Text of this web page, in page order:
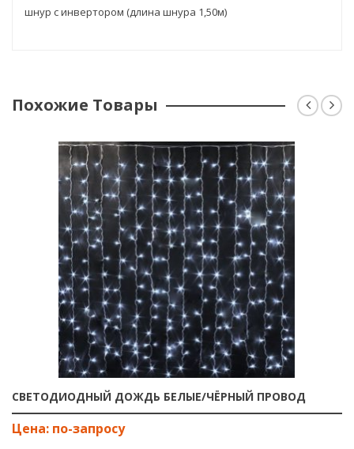
шнур с инвертором (длина шнура 1,50м)
Похожие Товары
СВЕТОДИОДНЫЙ ДОЖДЬ БЕЛЫЕ/ЧЁРНЫЙ ПРОВОД